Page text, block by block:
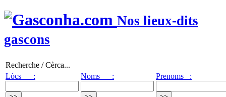
Nos lieux-dits
gascons
Recherche / Cèrca...
Lòcs :
Noms : Prenoms :